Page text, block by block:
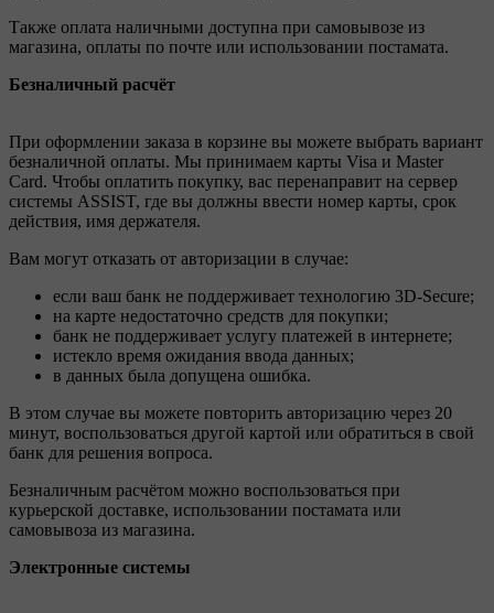
Также оплата наличными доступна при самовывозе из
магазина, оплаты по почте или использовании постамата.
Безналичный расчёт
При оформлении заказа в корзине вы можете выбрать вариант
безналичной оплаты. Мы принимаем карты Visa и Master
Card. Чтобы оплатить покупку, вас перенаправит на сервер
системы ASSIST, где вы должны ввести номер карты, срок
действия, имя держателя.
Вам могут отказать от авторизации в случае:
если ваш банк не поддерживает технологию 3D-Secure;
на карте недостаточно средств для покупки;
банк не поддерживает услугу платежей в интернете;
истекло время ожидания ввода данных;
в данных была допущена ошибка.
В этом случае вы можете повторить авторизацию через 20
минут, воспользоваться другой картой или обратиться в свой
банк для решения вопроса.
Безналичным расчётом можно воспользоваться при
курьерской доставке, использовании постамата или
самовывоза из магазина.
Электронные системы